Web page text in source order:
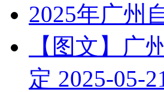
2025年广州
【图文】广
定 2025-05-